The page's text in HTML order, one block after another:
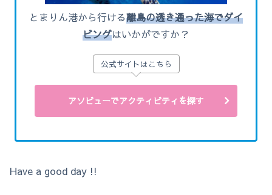
とまりん港から行ける離島の透き通った海でダイ
ビングはいかがですか？
公式サイトはこちら
アソビューでアクティビティを探す
Have a good day !!